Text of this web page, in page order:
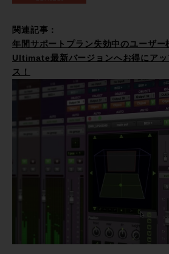
関連記事：
年間サポートプラン失効中のユーザ
Ultimate最新バージョンへお得にアッ
ス！